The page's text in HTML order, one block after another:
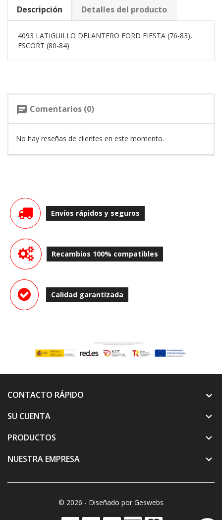
Descripción Detalles del producto
4093 LATIGUILLO DELANTERO FORD FIESTA (76-83),
ESCORT (80-84)
chat Comentarios (0)
No hay reseñas de clientes en este momento.
Envíos rápidos y seguros
Recambios 100% compatibles
Calidad garantizada
CONTACTO RÁPIDO
SU CUENTA

PRODUCTOS 
NUESTRA EMPRESA 
© 2026 - Diseñado por Geswebs